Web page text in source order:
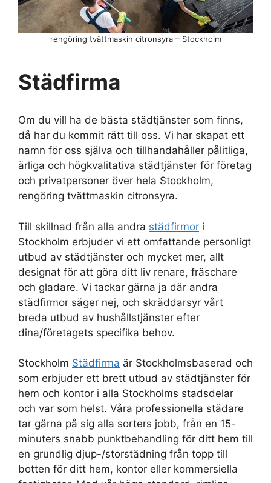
Städfirma
Om du vill ha de bästa städtjänster som finns,
då har du kommit rätt till oss. Vi har skapat ett
namn för oss själva och tillhandahåller pålitliga,
ärliga och högkvalitativa städtjänster för företag
och privatpersoner över hela Stockholm,
rengöring tvättmaskin citronsyra.
Till skillnad från alla andra städfirmor i
Stockholm erbjuder vi ett omfattande personligt
utbud av städtjänster och mycket mer, allt
designat för att göra ditt liv renare, fräschare
och gladare. Vi tackar gärna ja där andra
städfirmor säger nej, och skräddarsyr vårt
breda utbud av hushållstjänster efter
dina/företagets specifika behov.
Stockholm Städfirma är Stockholmsbaserad och
som erbjuder ett brett utbud av städtjänster för
hem och kontor i alla Stockholms stadsdelar
och var som helst. Våra professionella städare
tar gärna på sig alla sorters jobb, från en 15-
minuters snabb punktbehandling för ditt hem till
en grundlig djup-/storstädning från topp till
botten för ditt hem, kontor eller kommersiella
rengöring tvättmaskin citronsyra – Stockholm